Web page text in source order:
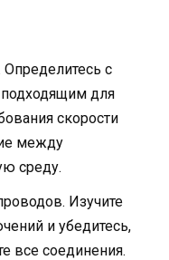
с
подходящим для
скорости
между
среду.
Изучите
и убедитесь,
все соединения.